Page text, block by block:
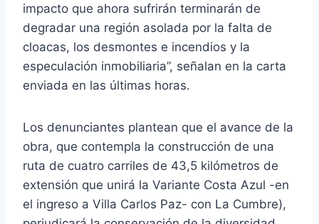
impacto que ahora sufrirán terminarán de
degradar una región asolada por la falta de
cloacas, los desmontes e incendios y la
especulación inmobiliaria”, señalan en la carta
enviada en las últimas horas.
Los denunciantes plantean que el avance de la
obra, que contempla la construcción de una
ruta de cuatro carriles de 43,5 kilómetros de
extensión que unirá la Variante Costa Azul -en
el ingreso a Villa Carlos Paz- con La Cumbre),